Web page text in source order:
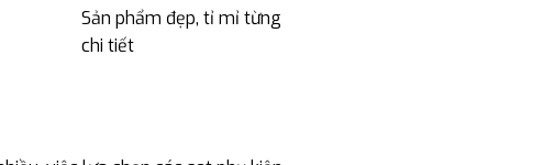
Sản phẩm đẹp, tỉ mỉ từng
chi tiết